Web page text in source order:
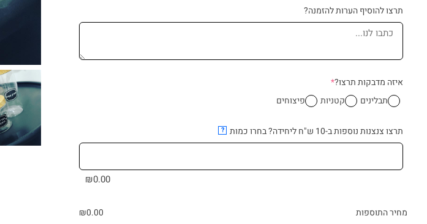
תרצו להוסיף הערות להזמנה?
איזה מדבקות תרצו?*
(required)
תבלינים
קטניות פיצוחים
תרצו צנצנות נוספות ב-10 ש"ח ליחידה? בחרו כמות ?
₪0.00
מחיר התוספות ₪0.00
דמוי
עץ